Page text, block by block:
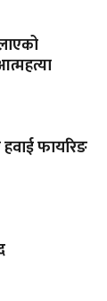
फायरिङ